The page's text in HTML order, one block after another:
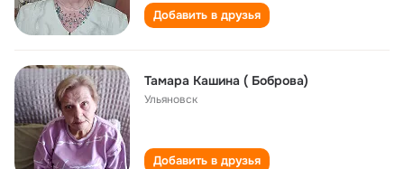
Добавить в друзья
Тамара Кашина ( Боброва)
Ульяновск
Добавить в друзья